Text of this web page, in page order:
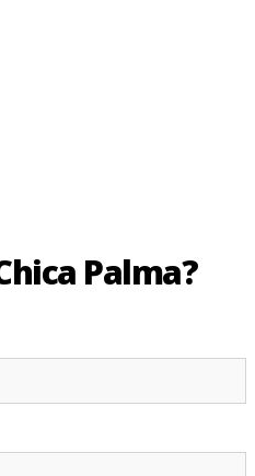
Palma?